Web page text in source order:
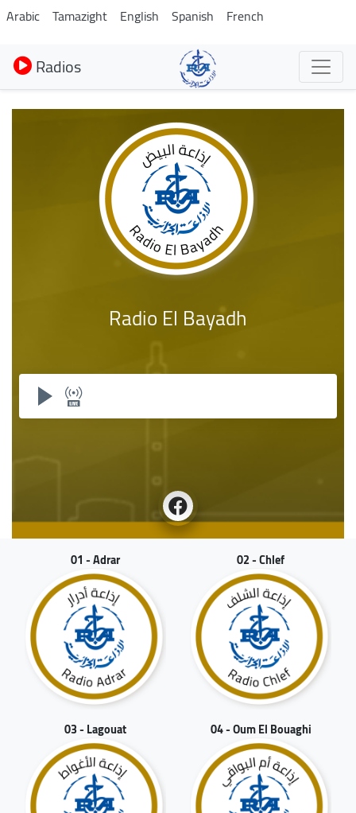
Aller
au
contenu
principal
Arabic Tamazight English Spanish French
Radios
Radio El Bayadh
01 - Adrar 02 - Chlef
03 - Lagouat 04 - Oum El Bouaghi